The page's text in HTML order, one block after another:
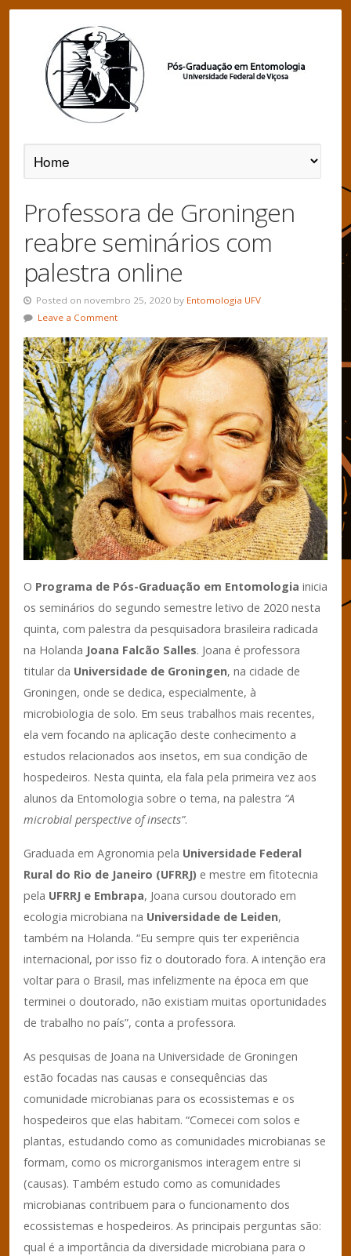
Professora de Groningen
reabre seminários com
palestra online
Posted on novembro 25, 2020 by Entomologia UFV
Leave a Comment
O Programa de Pós-Graduação em Entomologia inicia
os seminários do segundo semestre letivo de 2020 nesta
quinta, com palestra da pesquisadora brasileira radicada
na Holanda Joana Falcão Salles. Joana é professora
titular da Universidade de Groningen, na cidade de
Groningen, onde se dedica, especialmente, à
microbiologia de solo. Em seus trabalhos mais recentes,
ela vem focando na aplicação deste conhecimento a
estudos relacionados aos insetos, em sua condição de
hospedeiros. Nesta quinta, ela fala pela primeira vez aos
alunos da Entomologia sobre o tema, na palestra “A
microbial perspective of insects”.
Graduada em Agronomia pela Universidade Federal
Rural do Rio de Janeiro (UFRRJ) e mestre em fitotecnia
pela UFRRJ e Embrapa, Joana cursou doutorado em
ecologia microbiana na Universidade de Leiden,
também na Holanda. “Eu sempre quis ter experiência
internacional, por isso fiz o doutorado fora. A intenção era
voltar para o Brasil, mas infelizmente na época em que
terminei o doutorado, não existiam muitas oportunidades
de trabalho no país”, conta a professora.
As pesquisas de Joana na Universidade de Groningen
estão focadas nas causas e consequências das
comunidade microbianas para os ecossistemas e os
hospedeiros que elas habitam. “Comecei com solos e
plantas, estudando como as comunidades microbianas se
formam, como os microrganismos interagem entre si
(causas). Também estudo como as comunidades
microbianas contribuem para o funcionamento dos
ecossistemas e hospedeiros. As principais perguntas são:
qual é a importância da diversidade microbiana para o